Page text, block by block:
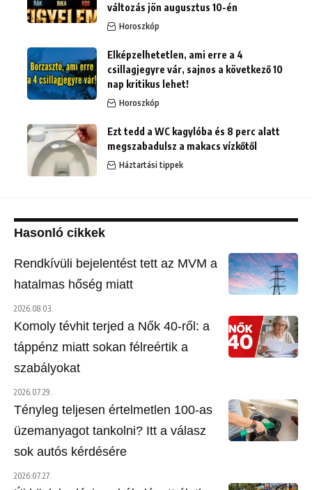
változás jön augusztus 10-én
Horoszkóp
Elképzelhetetlen, ami erre a 4
csillagjegyre vár, sajnos a következő 10
nap kritikus lehet!
Horoszkóp
Ezt tedd a WC kagylóba és 8 perc alatt
megszabadulsz a makacs vízkőtől
Háztartási tippek
Hasonló cikkek
Rendkívüli bejelentést tett az MVM a
hatalmas hőség miatt
2026.08.03.
Komoly tévhit terjed a Nők 40-ről: a
táppénz miatt sokan félreértik a
szabályokat
2026.07.29.
Tényleg teljesen értelmetlen 100-as
üzemanyagot tankolni? Itt a válasz
sok autós kérdésére
2026.07.27.